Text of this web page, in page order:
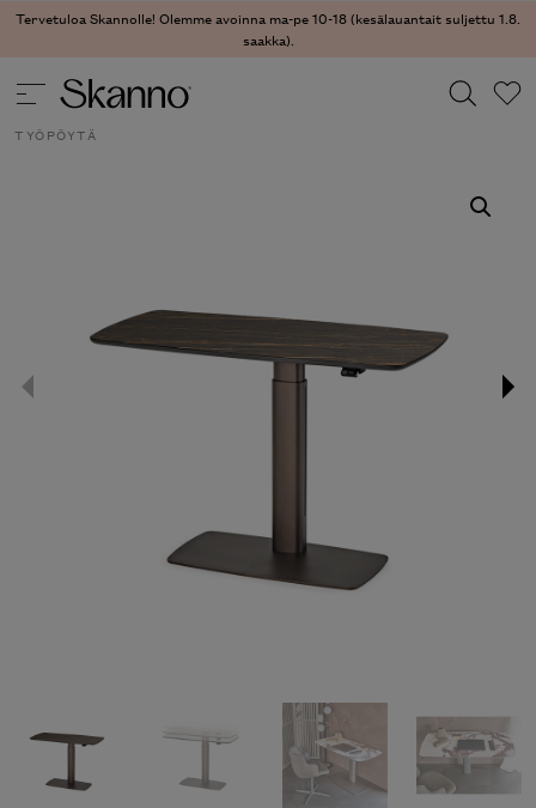
Tervetuloa Skannolle! Olemme avoinna ma-pe 10-18 (kesälauantait suljettu 1.8.
saakka).
TYÖPÖYTÄ